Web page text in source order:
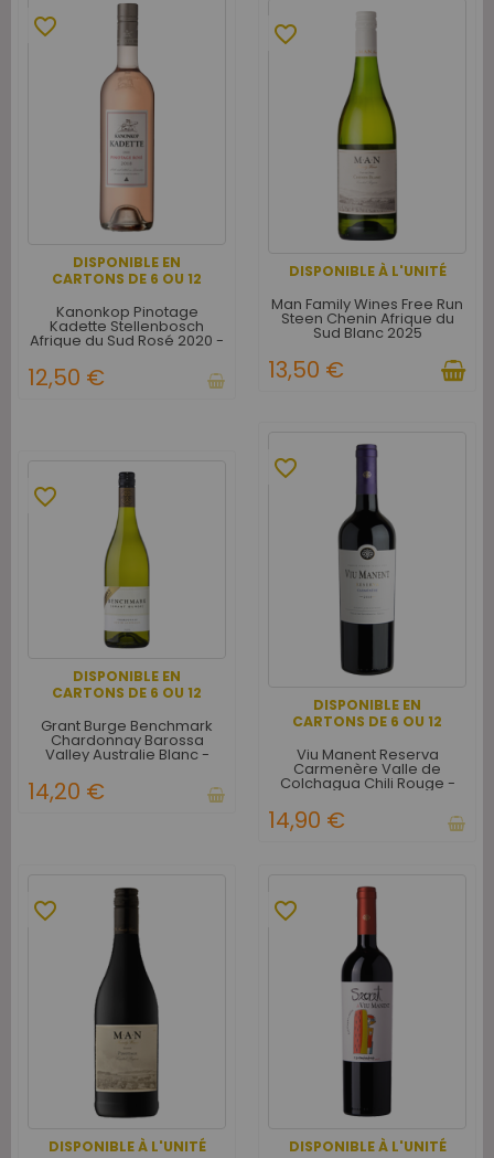
DISPONIBLE EN
CARTONS DE 6 OU 12
favorite_border
Kanonkop Pinotage
Kadette Stellenbosch
Afrique du Sud Rosé 2020 -
12,50 €
DISPONIBLE À L'UNITÉ
favorite_border
Man Family Wines Free Run
Steen Chenin Afrique du
Sud Blanc 2025
13,50 €
DISPONIBLE EN
CARTONS DE 6 OU 12
favorite_border
Grant Burge Benchmark
Chardonnay Barossa
Valley Australie Blanc -
Carton de 6
14,20 €
DISPONIBLE EN
CARTONS DE 6 OU 12
favorite_border
Viu Manent Reserva
Carmenère Valle de
Colchagua Chili Rouge -
Carton de 6
14,90 €
DISPONIBLE À L'UNITÉ
favorite_border
DISPONIBLE À L'UNITÉ
favorite_border